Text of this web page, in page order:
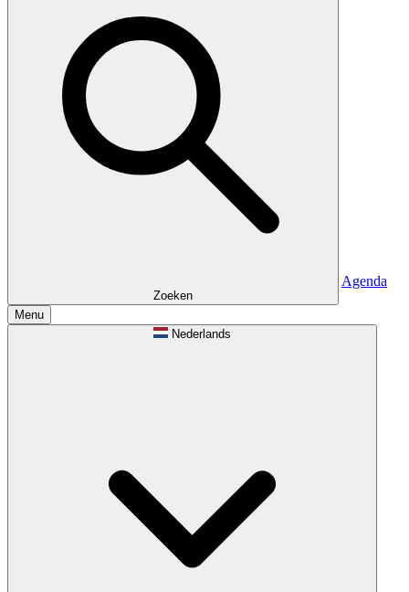
Zoeken
Agenda
Menu
Nederlands